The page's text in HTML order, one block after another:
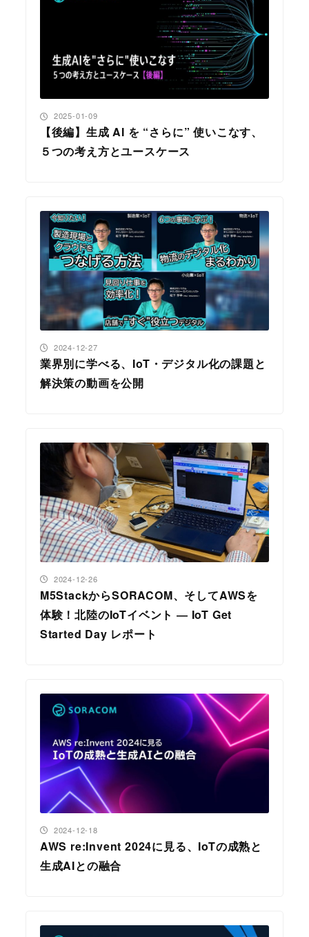
【後編】生成 AI を “さらに” 使いこなす、
５つの考え方とユースケース
投稿日
2025-01-09
業界別に学べる、IoT・デジタル化の課題と
解決策の動画を公開
投稿日
2024-12-27
M5StackからSORACOM、そしてAWSを
体験！北陸のIoTイベント ― IoT Get
Started Day レポート
投稿日
2024-12-26
AWS re:Invent 2024に見る、IoTの成熟と
生成AIとの融合
投稿日
2024-12-18